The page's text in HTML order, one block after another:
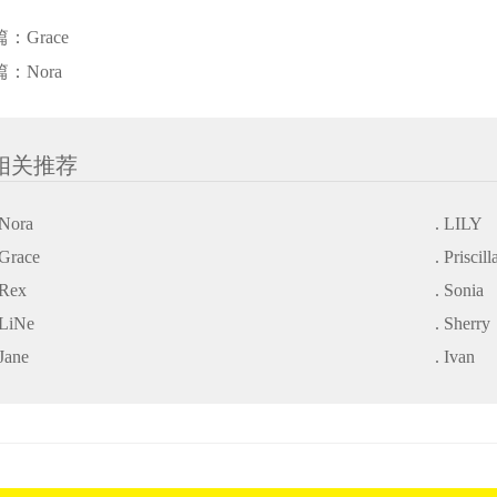
： Grace
Nora
关推荐
. LILY
.
. Sonia
. Sherry
. Ivan